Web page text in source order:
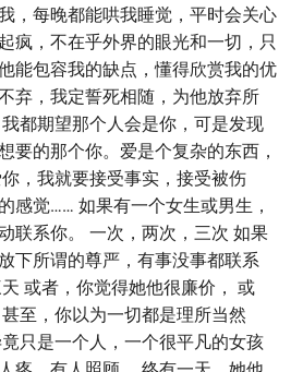
，每晚都能哄我睡觉，平时会关心
疯，不在乎外界的眼光和一切，只
能包容我的缺点，懂得欣赏我的优
弃，我定誓死相随，为他放弃所
都期望那个人会是你，可是发现
要的那个你。爱是个复杂的东西，
，我就要接受事实，接受被伤
感觉…… 如果有一个女生或男生，
联系你。 一次，两次，三次 如果
下所谓的尊严，有事没事都联系
或者，你觉得她他很廉价， 或
至，你以为一切都是理所当然
只是一个人，一个很平凡的女孩